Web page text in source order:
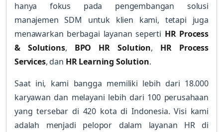
hanya fokus pada pengembangan solusi
manajemen SDM untuk klien kami, tetapi juga
menawarkan berbagai layanan seperti HR Process
& Solutions, BPO HR Solution, HR Process
Services, dan HR Learning Solution.
Saat ini, kami bangga memiliki lebih dari 18.000
karyawan dan melayani lebih dari 100 perusahaan
yang tersebar di 420 kota di Indonesia. Visi kami
adalah menjadi pelopor dalam layanan HR di